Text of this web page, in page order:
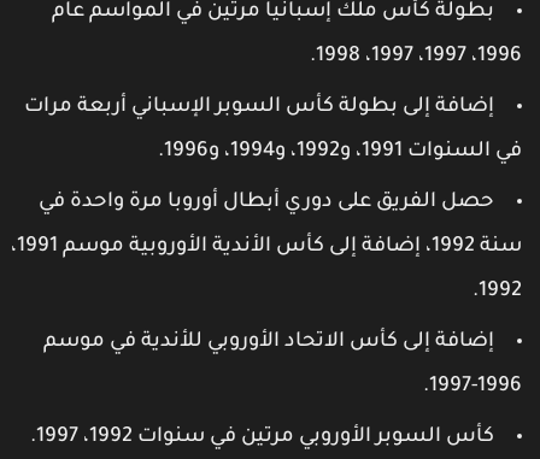
بطولة كأس ملك إسبانيا مرتين في المواسم عام
1997، 1997، 1998.
إضافة إلى بطولة كأس السوبر الإسباني أربعة مرات
السنوات 1991، و1992، و1994، و1996.
حصل الفريق على دوري أبطال أوروبا مرة واحدة في
سنة 1992، إضافة إلى كأس الأندية الأوروبية موسم 1991،
إضافة إلى كأس الاتحاد الأوروبي للأندية في موسم
1996-
كأس السوبر الأوروبي مرتين في سنوات 1992، 1997.